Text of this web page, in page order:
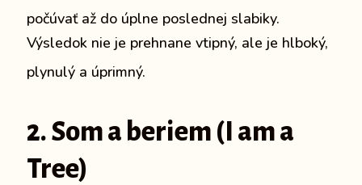
počúvať až do úplne poslednej slabiky.
Výsledok nie je prehnane vtipný, ale je hlboký,
plynulý a úprimný.
2.Som a beriem (I am a
Tree)